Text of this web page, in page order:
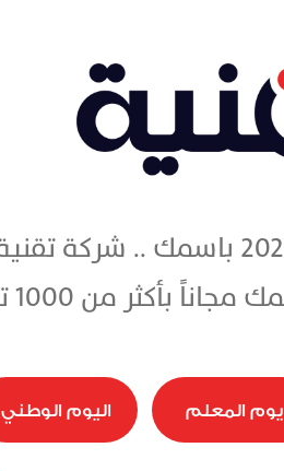
مجانا تصميم بطاقة تهنئة عيد الاضحى
يوم المعلم اليوم الوطني